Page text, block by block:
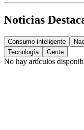
Noticias
Consumo inteligente
Tecnología
Gente
No hay artículos